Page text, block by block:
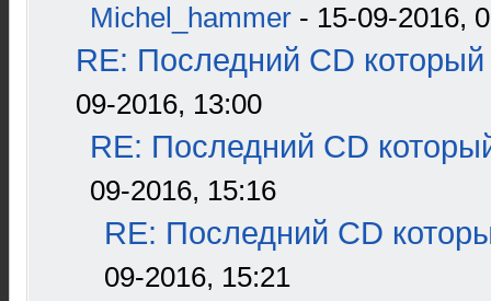
Michel_hammer - 15-09-2016,
RE: Последний CD который
09-2016, 13:00
RE: Последний CD
09-2016, 15:16
RE: Последний CD
09-2016, 15:21